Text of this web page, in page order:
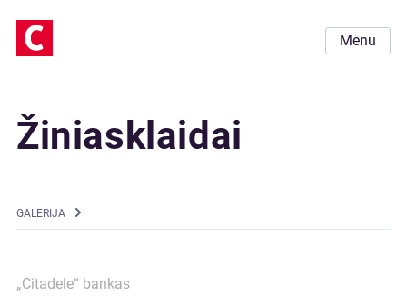
Menu
Žiniasklaidai
GALERIJA
„Citadele“ bankas